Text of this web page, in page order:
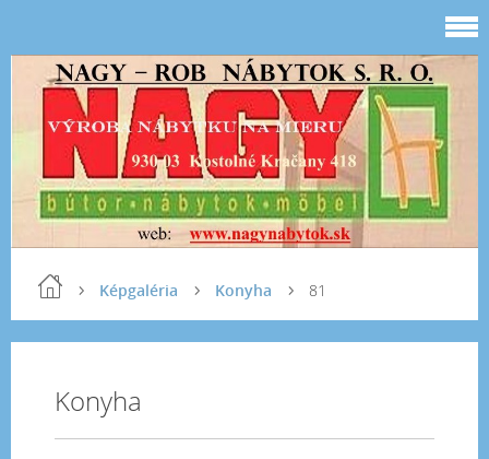
Képgaléria Konyha 81
Konyha